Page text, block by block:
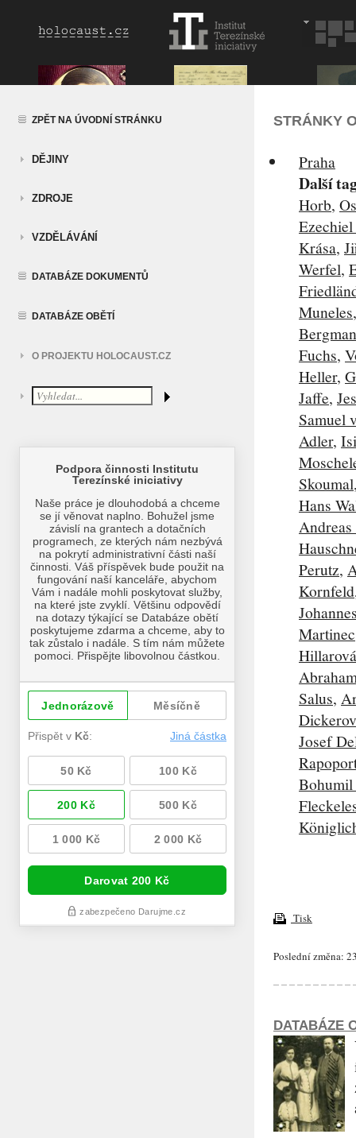
ZPĚT NA ÚVODNÍ STRÁNKU
DĚJINY
ZDROJE
VZDĚLÁVÁNÍ
DATABÁZE DOKUMENTŮ
DATABÁZE OBĚTÍ
O PROJEKTU HOLOCAUST.CZ
STRÁNKY
Praha
Další
Horb,
Krása,
Werfel,
Muneles
Fuchs,
Heller,
Jaffe,
Samuel
Adler,
Skoumal
Hans
Perutz,
Kornfeld
Martinec
Hillarová
Salus,
Josef
Tisk
Poslední změna:
DATABÁZE